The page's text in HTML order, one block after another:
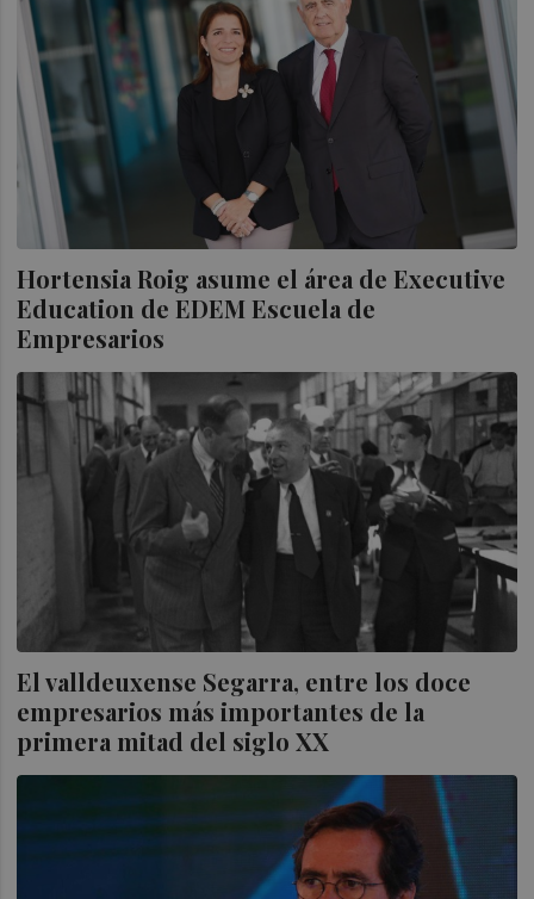
Hortensia Roig asume el área de Executive
Education de EDEM Escuela de
Empresarios
El valldeuxense Segarra, entre los doce
empresarios más importantes de la
primera mitad del siglo XX